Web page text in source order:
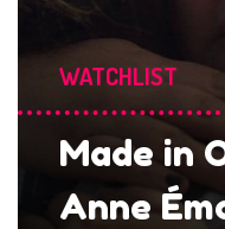
WATCHLIST
Made in
Anne